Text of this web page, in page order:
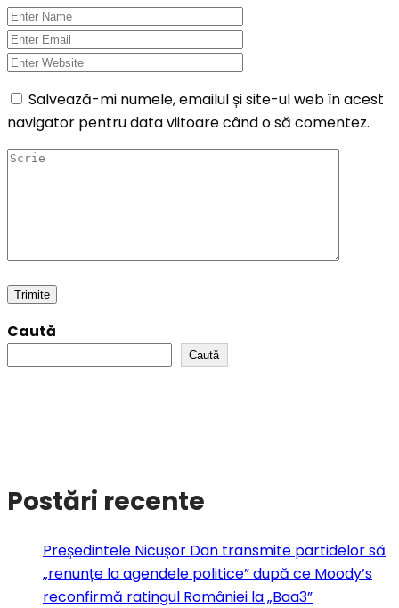
Salvează-mi numele, emailul și site-ul web în acest
navigator pentru data viitoare când o să comentez.
Caută
Caută
Postări recente
Președintele Nicușor Dan transmite partidelor să
„renunțe la agendele politice” după ce Moody’s
reconfirmă ratingul României la „Baa3”